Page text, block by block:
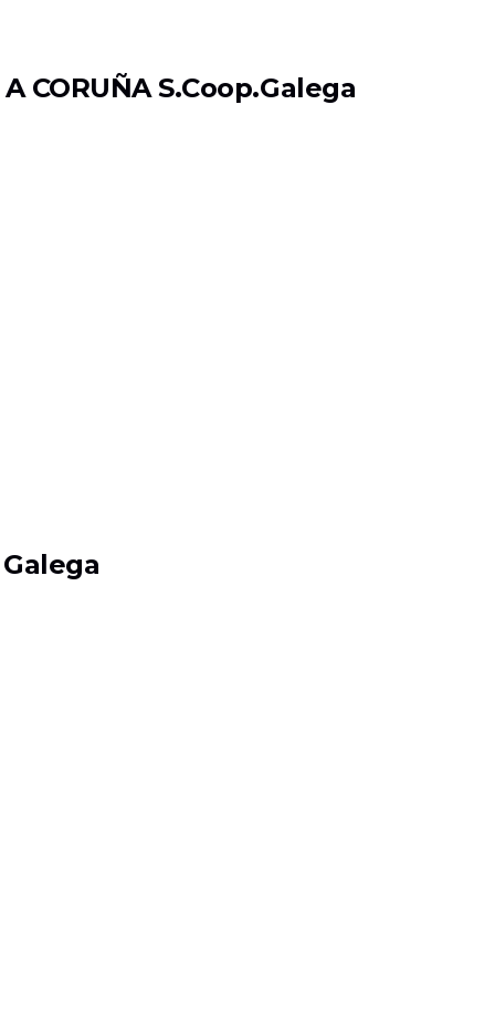
CORUÑA S.Coop.Galega
Galega